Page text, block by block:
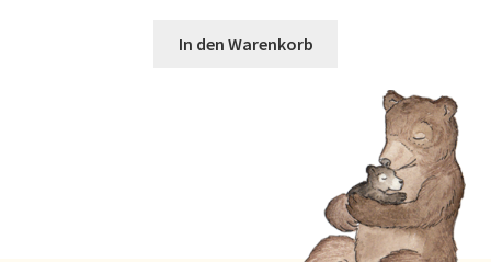
In den Warenkorb